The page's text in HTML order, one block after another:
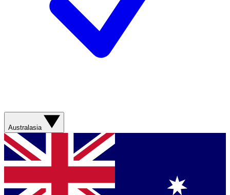
Australasia